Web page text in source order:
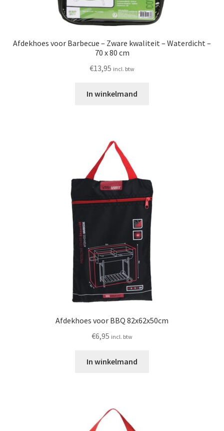
Afdekhoes voor Barbecue – Zware kwaliteit – Waterdicht –
70 x 80 cm
€13,95 incl. btw
In winkelmand
Afdekhoes voor BBQ 82x62x50cm
€6,95 incl. btw
In winkelmand